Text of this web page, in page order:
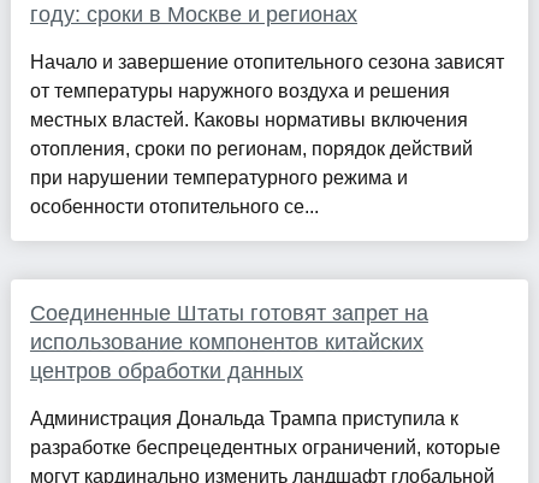
году: сроки в Москве и регионах
Начало и завершение отопительного сезона зависят
от температуры наружного воздуха и решения
местных властей. Каковы нормативы включения
отопления, сроки по регионам, порядок действий
при нарушении температурного режима и
особенности отопительного се...
Соединенные Штаты готовят запрет на
использование компонентов китайских
центров обработки данных
Администрация Дональда Трампа приступила к
разработке беспрецедентных ограничений, которые
могут кардинально изменить ландшафт глобальной